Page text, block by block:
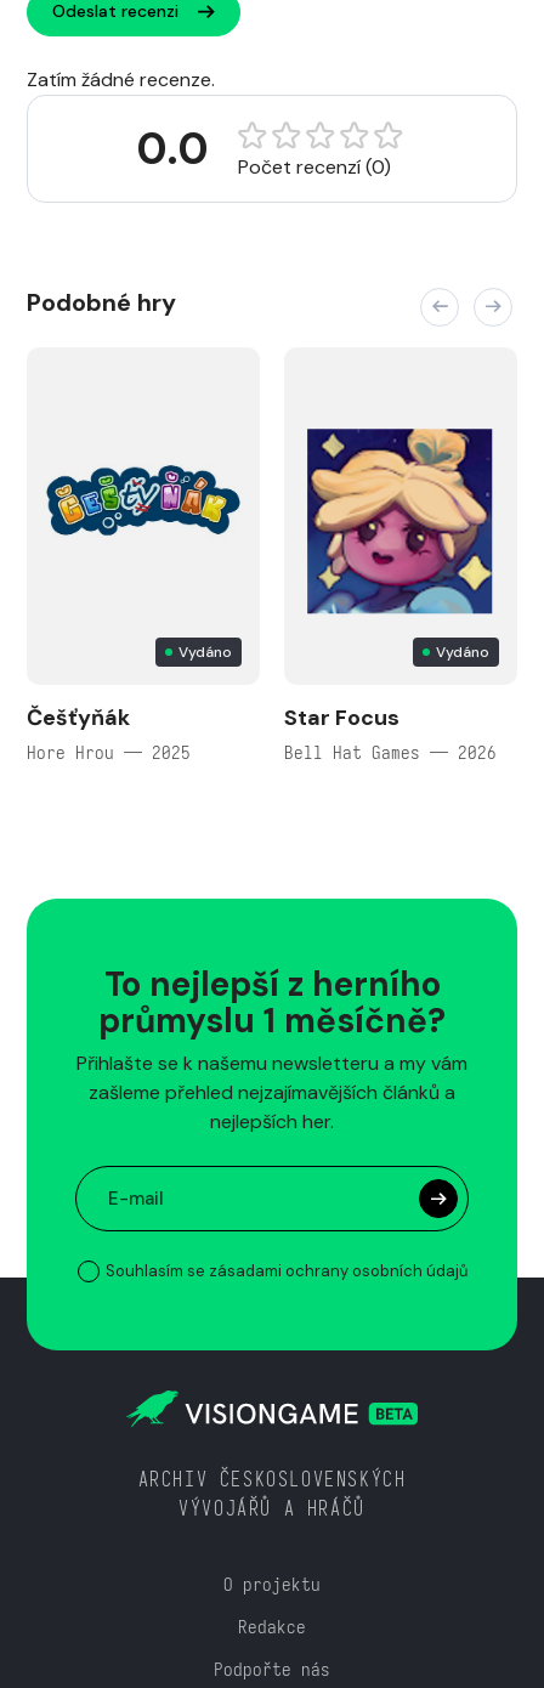
Odeslat recenzi
Zatím žádné recenze.
0.0 Počet recenzí (0)
Podobné hry
Vydáno
Češťyňák
Hore Hrou — 2025
Vydáno
Star Focus
Bell Hat Games — 2026
To nejlepší z herního
průmyslu 1 měsíčně?
Přihlašte se k našemu newsletteru a my vám
zašleme přehled nejzajímavějších článků a
nejlepších her.
Souhlasím se zásadami ochrany osobních údajů
ARCHIV ČESKOSLOVENSKÝCH
VÝVOJÁŘŮ A HRÁČŮ
O projektu
Redakce
Podpořte nás